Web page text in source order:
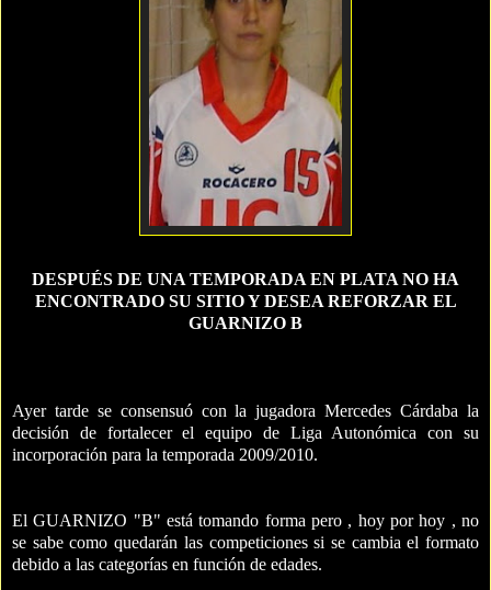
DESPUÉS DE UNA TEMPORADA EN PLATA NO HA
ENCONTRADO SU SITIO Y DESEA REFORZAR EL
GUARNIZO B
Ayer tarde se consensuó con la jugadora Mercedes Cárdaba la
decisión de fortalecer el equipo de Liga Autonómica con su
incorporación para la temporada 2009/2010.
El GUARNIZO "B" está tomando forma pero , hoy por hoy , no
se sabe como quedarán las competiciones si se cambia el formato
debido a las categorías en función de edades.